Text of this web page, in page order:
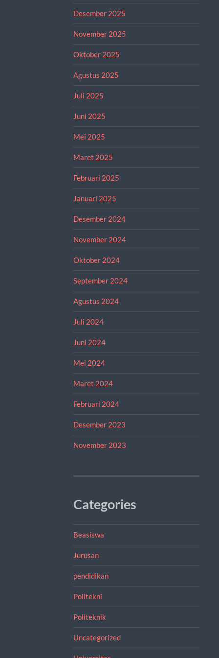
Desember 2025
November 2025
Oktober 2025
Agustus 2025
Juli 2025
Juni 2025
Mei 2025
Maret 2025
Februari 2025
Januari 2025
Desember 2024
November 2024
Oktober 2024
September 2024
Agustus 2024
Juli 2024
Juni 2024
Mei 2024
Maret 2024
Februari 2024
Desember 2023
November 2023
Categories
Beasiswa
Jurusan
pendidikan
Politekni
Politeknik
Uncategorized